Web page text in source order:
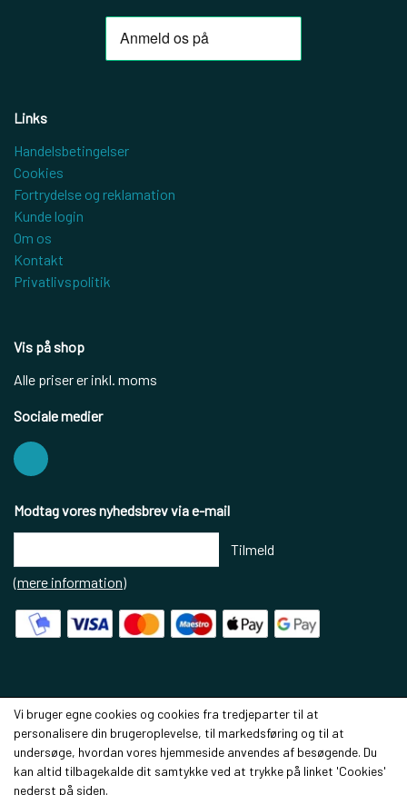
Links
Handelsbetingelser
Cookies
Fortrydelse og reklamation
Kunde login
Om os
Kontakt
Privatlivspolitik
Vis på shop
Alle priser er inkl. moms
Sociale medier
Modtag vores nyhedsbrev via e-mail
Tilmeld
(mere information)
Vi bruger egne cookies og cookies fra tredjeparter til at
personalisere din brugeroplevelse, til markedsføring og til at
undersøge, hvordan vores hjemmeside anvendes af besøgende. Du
kan altid tilbagekalde dit samtykke ved at trykke på linket 'Cookies'
nederst på siden.